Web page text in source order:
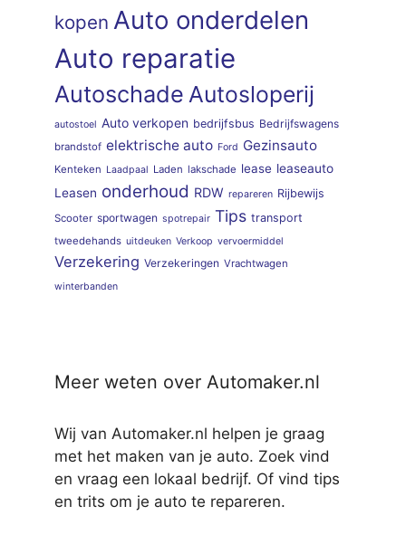
kopen Auto onderdelen
Auto reparatie
Autoschade Autosloperij
autostoel Auto verkopen bedrijfsbus Bedrijfswagens
brandstof elektrische auto Ford Gezinsauto
Kenteken Laadpaal Laden lakschade lease leaseauto
Leasen onderhoud RDW repareren Rijbewijs
Scooter sportwagen spotrepair Tips transport
tweedehands uitdeuken Verkoop vervoermiddel
Verzekering Verzekeringen Vrachtwagen
winterbanden
Meer weten over Automaker.nl
Wij van Automaker.nl helpen je graag
met het maken van je auto. Zoek vind
en vraag een lokaal bedrijf. Of vind tips
en trits om je auto te repareren.